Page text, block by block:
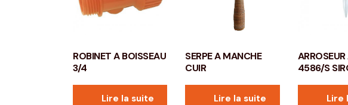
ROBINET A BOISSEAU
3/4
Lire la suite
SERPE A MANCHE
CUIR
Lire la suite
4586/S
Lire